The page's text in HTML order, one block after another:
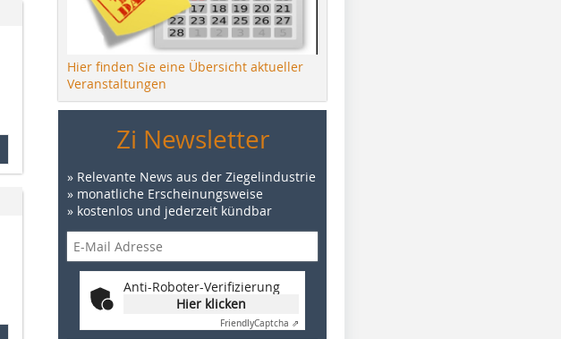
Hier finden Sie eine Übersicht aktueller
Veranstaltungen
Zi Newsletter
» Relevante News aus der Ziegelindustrie
» monatliche Erscheinungsweise
» kostenlos und jederzeit kündbar
Anti-Roboter-Verifizierung
Hier klicken
FriendlyCaptcha ⇗